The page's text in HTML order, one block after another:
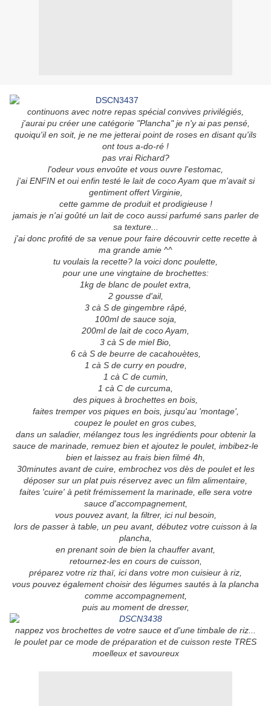
continuons avec notre repas spécial convives privilégiés,
j'aurai pu créer une catégorie "Plancha" je n'y ai pas pensé,
quoiqu'il en soit, je ne me jetterai point de roses en disant qu'ils
ont tous a-do-ré !
pas vrai Richard?
l'odeur vous envoûte et vous ouvre l'estomac,
j'ai ENFIN et oui enfin testé le lait de coco Ayam que m'avait si
gentiment offert Virginie,
cette gamme de produit et prodigieuse !
jamais je n'ai goûté un lait de coco aussi parfumé sans parler de
sa texture...
j'ai donc profité de sa venue pour faire découvrir cette recette à
ma grande amie ^^
tu voulais la recette? la voici donc poulette,
pour une une vingtaine de brochettes:
1kg de blanc de poulet extra,
2 gousse d'ail,
3 cà S de gingembre râpé,
100ml de sauce soja,
200ml de lait de coco Ayam,
3 cà S de miel Bio,
6 cà S de beurre de cacahouètes,
1 cà S de curry en poudre,
1 cà C de cumin,
1 cà C de curcuma,
des piques à brochettes en bois,
faites tremper vos piques en bois, jusqu'au 'montage',
coupez le poulet en gros cubes,
dans un saladier, mélangez tous les ingrédients pour obtenir la
sauce de marinade, remuez bien et ajoutez le poulet, imbibez-le
bien et laissez au frais bien filmé 4h,
30minutes avant de cuire, embrochez vos dès de poulet et les
déposer sur un plat puis réservez avec un film alimentaire,
faites 'cuire' à petit frémissement la marinade, elle sera votre
sauce d'accompagnement,
vous pouvez avant, la filtrer, ici nul besoin,
lors de passer à table, un peu avant, débutez votre cuisson à la
plancha,
en prenant soin de bien la chauffer avant,
retournez-les en cours de cuisson,
préparez votre riz thaï, ici dans votre mon cuisieur à riz,
vous pouvez également choisir des légumes sautés à la plancha
comme accompagnement,
puis au moment de dresser,
nappez vos brochettes de votre sauce et d'une timbale de riz...
le poulet par ce mode de préparation et de cuisson reste TRES
moelleux et savoureux